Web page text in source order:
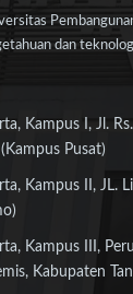
dan
Kampus I, Jl.
Pusat)
Kampus II, JL.
Kampus III,
Kabupaten